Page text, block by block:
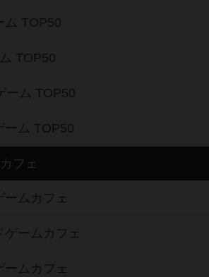
ム TOP50
TOP50
ーム TOP50
ーム TOP50
フェ
ームカフェ
ゲームカフェ
ームカフェ